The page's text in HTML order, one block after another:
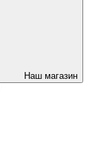
Наш магазин